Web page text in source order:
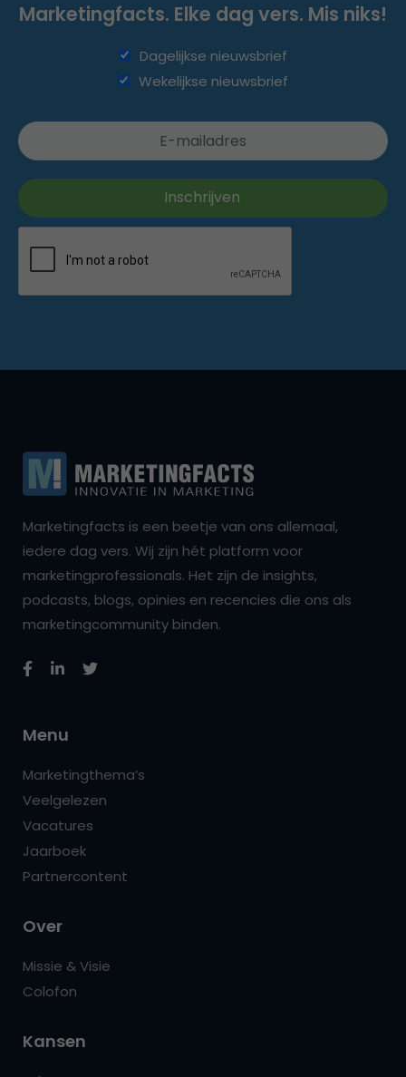
Marketingfacts. Elke dag vers. Mis niks!
Dagelijkse nieuwsbrief
Wekelijkse nieuwsbrief
Marketingfacts is een beetje van ons allemaal,
iedere dag vers. Wij zijn hét platform voor
marketingprofessionals. Het zijn de insights,
podcasts, blogs, opinies en recencies die ons als
marketingcommunity binden.
Menu
Marketingthema’s
Veelgelezen
Vacatures
Jaarboek
Partnercontent
Over
Missie & Visie
Colofon
Kansen